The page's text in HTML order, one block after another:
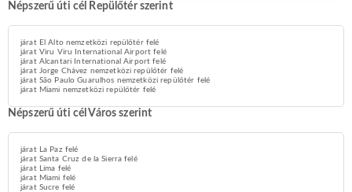
Népszerű úti cél Repülőtér szerint
járat El Alto nemzetközi repülőtér felé
járat Viru Viru International Airport felé
járat Alcantari International Airport felé
járat Jorge Chávez nemzetközi repülőtér felé
járat São Paulo Guarulhos nemzetközi repülőtér felé
járat Miami nemzetközi repülőtér felé
Népszerű úti cél Város szerint
járat La Paz felé
járat Santa Cruz de la Sierra felé
járat Lima felé
járat Miami felé
járat Sucre felé